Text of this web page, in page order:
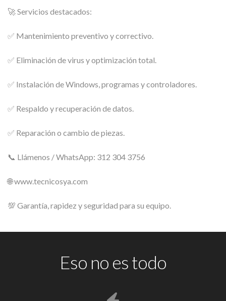
🚀 Servicios destacados:
✅ Mantenimiento preventivo y correctivo.
✅ Eliminación de virus y optimización total.
✅ Instalación de Windows, programas y controladores.
✅ Respaldo y recuperación de datos.
✅ Reparación o cambio de piezas.
📞 Llámenos / WhatsApp: 312 304 3756
🌐 www.tecnicosya.com
💯 Garantía, rapidez y seguridad para su equipo.
Eso no es todo